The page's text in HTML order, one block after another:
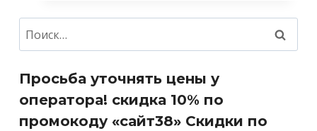
Найти:
Просьба уточнять цены у
оператора! скидка 10% по
промокоду «сайт38» Скидки по